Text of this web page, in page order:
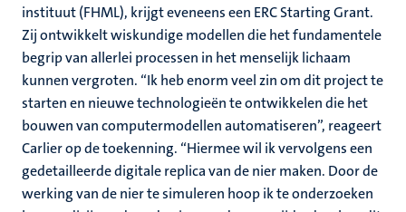
instituut (FHML), krijgt eveneens een ERC Starting Grant.
Zij ontwikkelt wiskundige modellen die het fundamentele
begrip van allerlei processen in het menselijk lichaam
kunnen vergroten. “Ik heb enorm veel zin om dit project te
starten en nieuwe technologieën te ontwikkelen die het
bouwen van computermodellen automatiseren”, reageert
Carlier op de toekenning. “Hiermee wil ik vervolgens een
gedetailleerde digitale replica van de nier maken. Door de
werking van de nier te simuleren hoop ik te onderzoeken